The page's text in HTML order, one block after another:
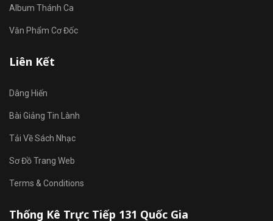
Album Thánh Ca
Văn Phẩm Cơ Đốc
Liên Kết
Dâng Hiến
Bài Giảng Tin Lành
Tải Về Sách Nhạc
Sơ Đồ Trang Web
Terms & Conditions
Thống Kê Trực Tiếp 131 Quốc Gia